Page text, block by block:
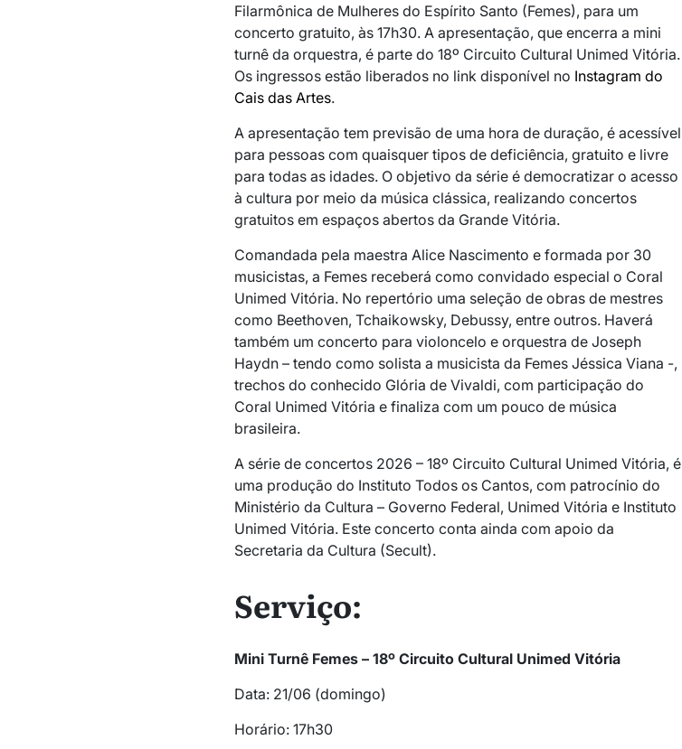
Filarmônica de Mulheres do Espírito Santo (Femes), para um
concerto gratuito, às 17h30. A apresentação, que encerra a mini
turnê da orquestra, é parte do 18º Circuito Cultural Unimed Vitória.
Os ingressos estão liberados no link disponível no Instagram do
Cais das Artes.
A apresentação tem previsão de uma hora de duração, é acessível
para pessoas com quaisquer tipos de deficiência, gratuito e livre
para todas as idades. O objetivo da série é democratizar o acesso
à cultura por meio da música clássica, realizando concertos
gratuitos em espaços abertos da Grande Vitória.
Comandada pela maestra Alice Nascimento e formada por 30
musicistas, a Femes receberá como convidado especial o Coral
Unimed Vitória. No repertório uma seleção de obras de mestres
como Beethoven, Tchaikowsky, Debussy, entre outros. Haverá
também um concerto para violoncelo e orquestra de Joseph
Haydn – tendo como solista a musicista da Femes Jéssica Viana -,
trechos do conhecido Glória de Vivaldi, com participação do
Coral Unimed Vitória e finaliza com um pouco de música
brasileira.
A série de concertos 2026 – 18º Circuito Cultural Unimed Vitória, é
uma produção do Instituto Todos os Cantos, com patrocínio do
Ministério da Cultura – Governo Federal, Unimed Vitória e Instituto
Unimed Vitória. Este concerto conta ainda com apoio da
Secretaria da Cultura (Secult).
Serviço:
Mini Turnê Femes – 18º Circuito Cultural Unimed Vitória
Data: 21/06 (domingo)
Horário: 17h30